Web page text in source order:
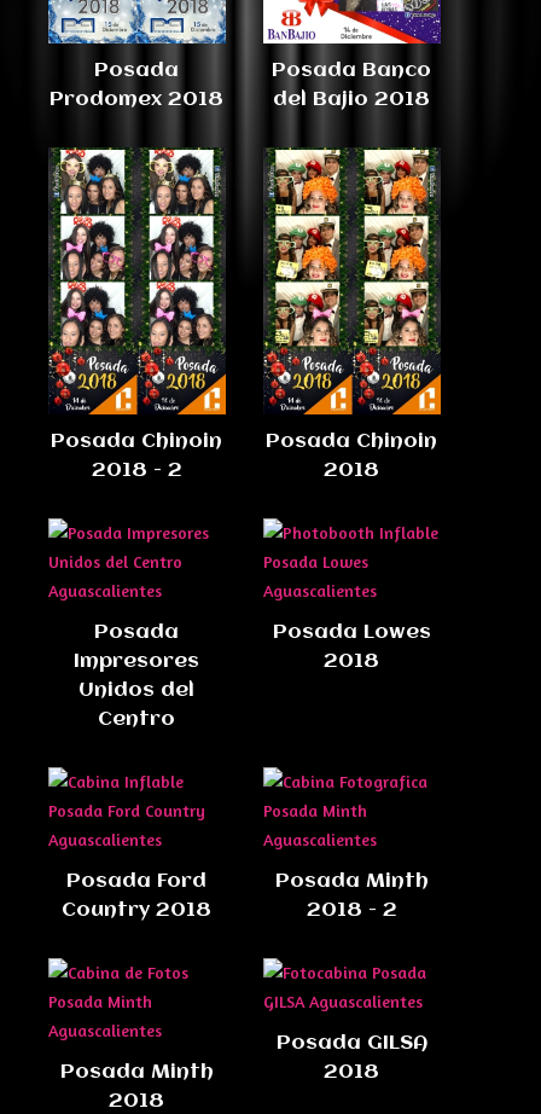
Posada
Prodomex 2018
Posada Banco
del Bajio 2018
Posada Chinoin
2018 - 2
Posada Chinoin
2018
Posada
Impresores
Unidos del
Centro
Posada Lowes
2018
Posada Ford
Country 2018
Posada Minth
2018 - 2
Posada Minth
2018
Posada GILSA
2018